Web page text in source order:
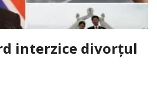
interzice divorțul